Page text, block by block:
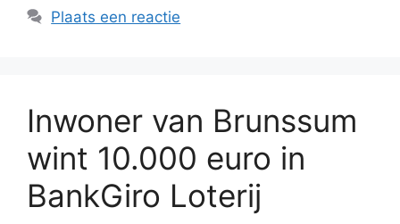
Plaats een reactie
Inwoner van Brunssum
wint 10.000 euro in
BankGiro Loterij